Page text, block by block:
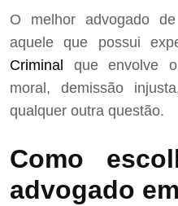
O melhor advogado
aquele que possui
Criminal que envolve
moral, demissão
qualquer outra questão.
Como
advogado